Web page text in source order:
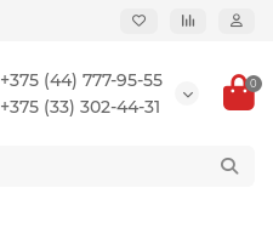
+375 (44) 777-95-55
+375 (33) 302-44-31
0